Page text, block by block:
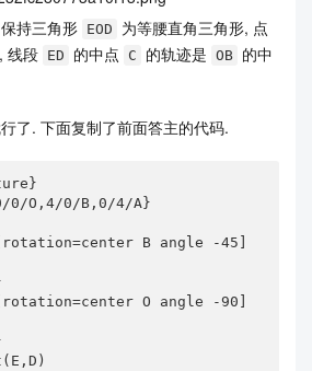
保持三角形 EOD 为等腰直角三角形, 点
, 线段 ED 的中点 C 的轨迹是 OB 的中
了. 下面复制了前面答主的代码.
0/O,4/0/B,0/4/A}
B angle -45]
O angle -90]